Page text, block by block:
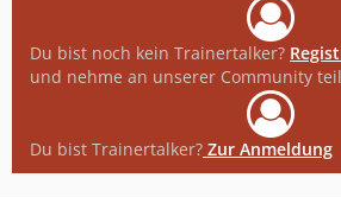
Du bist noch kein Trainertalker?
und nehme an unserer Community
Du bist Trainertalker? Zur Anmeldung